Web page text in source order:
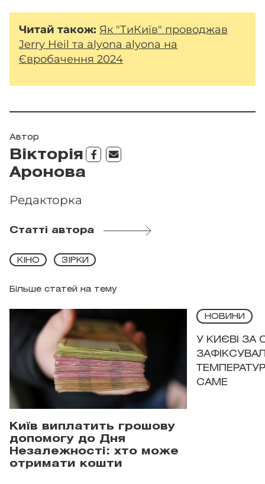
Читай також: Як "ТиКиїв" проводжав
Jerry Heil та alyona alyona на
Євробачення 2024
Автор
Вікторія
Аронова
Редакторка
Статті автора
Більше статей на тему
КІНО ЗІРКИ
Київ виплатить грошову
допомогу до Дня
Незалежності: хто може
отримати кошти
НОВИНИ
У КИЄВІ ЗА
САМЕ